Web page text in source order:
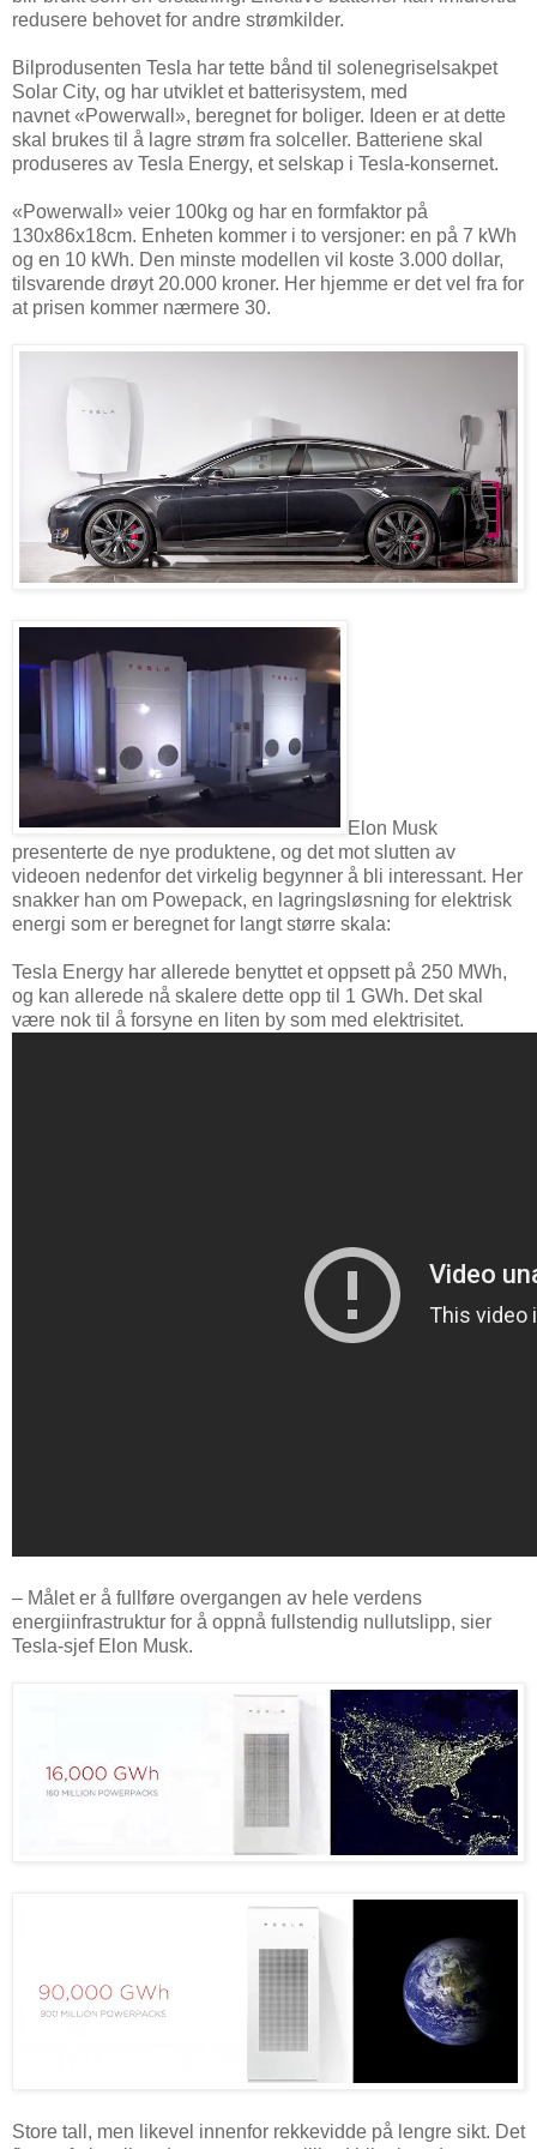
redusere behovet for andre strømkilder.
Bilprodusenten Tesla har tette bånd til solenegriselsakpet
Solar City, og har utviklet et batterisystem, med
navnet «Powerwall», beregnet for boliger. Ideen er at dette
skal brukes til å lagre strøm fra solceller. Batteriene skal
produseres av Tesla Energy, et selskap i Tesla-konsernet.
«Powerwall» veier 100kg og har en formfaktor på
130x86x18cm. Enheten kommer i to versjoner: en på 7 kWh
og en 10 kWh. Den minste modellen vil koste 3.000 dollar,
tilsvarende drøyt 20.000 kroner. Her hjemme er det vel fra for
at prisen kommer nærmere 30.
Elon Musk
presenterte de nye produktene, og det mot slutten av
videoen nedenfor det virkelig begynner å bli interessant. Her
snakker han om Powepack, en lagringsløsning for elektrisk
energi som er beregnet for langt større skala:
Tesla Energy har allerede benyttet et oppsett på 250 MWh,
og kan allerede nå skalere dette opp til 1 GWh. Det skal
være nok til å forsyne en liten by som med elektrisitet.
– Målet er å fullføre overgangen av hele verdens
energiinfrastruktur for å oppnå fullstendig nullutslipp, sier
Tesla-sjef Elon Musk.
Store tall, men likevel innenfor rekkevidde på lengre sikt. Det